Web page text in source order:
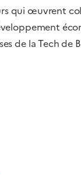
qui œuvrent
de la Tech de